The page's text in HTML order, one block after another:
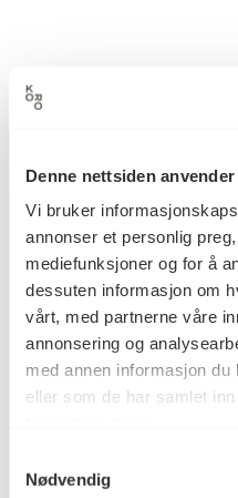
Denne nettsiden
Vi bruker
annonser et personlig
mediefunksjoner og for å
dessuten informasjon om
vårt, med partnerne våre
annonsering og
med annen informasjon
eller som de har samlet
Nødvendig
Postboks 6994
St. Olavs plass